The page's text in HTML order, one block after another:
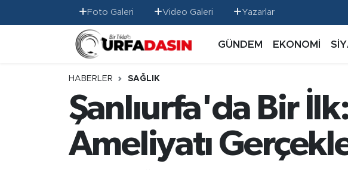
Foto Galeri Video Galeri Yazarlar
GÜNDEM EKONOMİ
HABERLER SAĞLIK
Şanlıurfa'da Bir
Ameliyatı
GÜNDEM
EKONOMİ
SİYASET
Gizlilik ve Güvenlik Politikası
İletişim
Nöbetçi Eczaneler
Hava Durumu
Namaz Vakitleri
Trafik Durumu